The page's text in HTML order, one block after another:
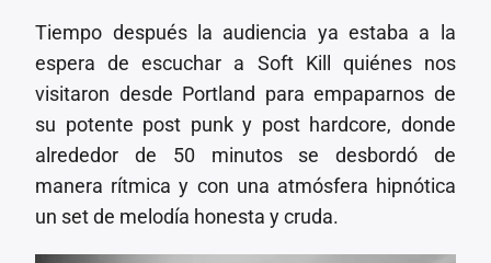
Tiempo después la audiencia ya estaba a la
espera de escuchar a Soft Kill quiénes nos
visitaron desde Portland para empaparnos de
su potente post punk y post hardcore, donde
alrededor de 50 minutos se desbordó de
manera rítmica y con una atmósfera hipnótica
un set de melodía honesta y cruda.